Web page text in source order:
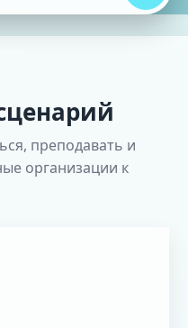
преподавать и
организации к